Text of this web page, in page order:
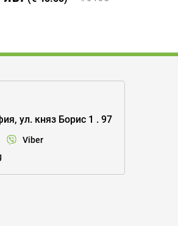
ул. княз Борис 1 . 97
Viber